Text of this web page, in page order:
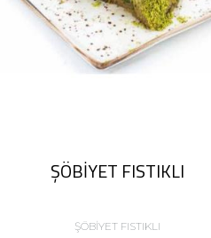
ŞÖBİYET FISTIKLI
ŞÖBİYET FISTIKLI